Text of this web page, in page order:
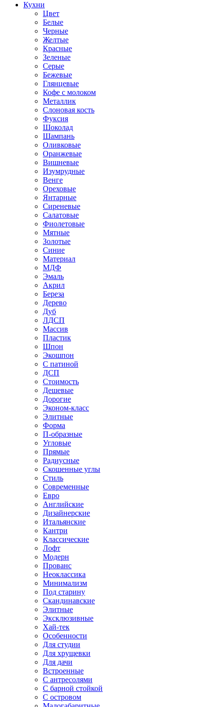
Кухни
Цвет
Белые
Черные
Желтые
Красные
Зеленые
Серые
Бежевые
Глянцевые
Кофе с молоком
Металлик
Слоновая кость
Фуксия
Шоколад
Шампань
Оливковые
Оранжевые
Вишневые
Изумрудные
Венге
Ореховые
Янтарные
Сиреневые
Салатовые
Фиолетовые
Мятные
Золотые
Синие
Материал
МДФ
Эмаль
Акрил
Береза
Дерево
Дуб
ЛДСП
Массив
Пластик
Шпон
Экошпон
С патиной
ДСП
Стоимость
Дешевые
Дорогие
Эконом-класс
Элитные
Форма
П-образные
Угловые
Прямые
Радиусные
Скошенные углы
Стиль
Современные
Евро
Английские
Дизайнерские
Итальянские
Кантри
Классические
Лофт
Модерн
Прованс
Неоклассика
Минимализм
Под старину
Скандинавские
Элитные
Эксклюзивные
Хай-тек
Особенности
Для студии
Для хрущевки
Для дачи
Встроенные
С антресолями
С барной стойкой
С островом